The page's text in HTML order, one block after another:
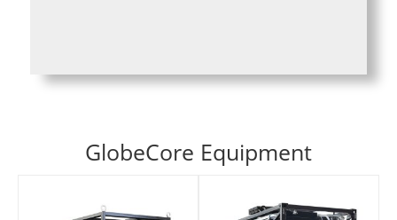
GlobeCore Equipment